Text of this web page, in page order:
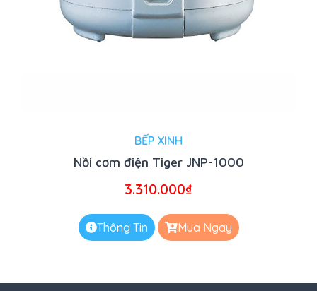
BẾP XINH
Nồi cơm điện Tiger JNP-1000
3.310.000₫
Thông Tin Mua Ngay